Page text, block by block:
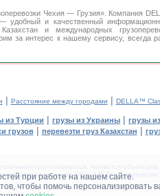
при работе на нашем сайте.
чтобы помочь персонализировать
Чехия — Грузия». Компания
и качественный
и международных
за интерес к нашему сервису, всегда
| Расстояние между городами | DELLA™
из Турции | грузы из Украины | грузы
грузов| перевезти груз Казахстан |
грузоперевозок, являются объектами
разрешения 'DELLA™ Грузоперевозки' -